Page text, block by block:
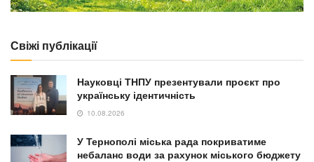
Свіжі публікації
Науковці ТНПУ презентували проєкт про
українську ідентичність
10.08.2026
У Тернополі міська рада покриватиме
небаланс води за рахунок міського бюджету